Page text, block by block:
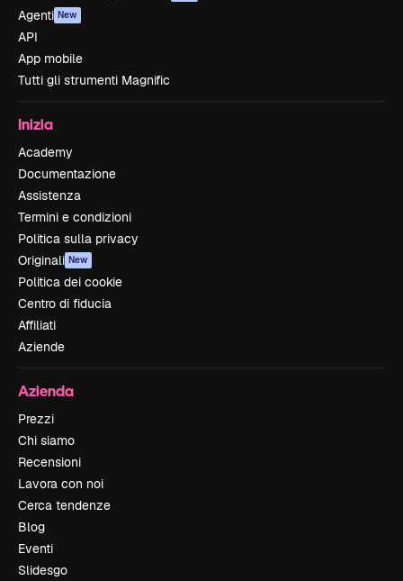
Agenti New
API
App mobile
Tutti gli strumenti Magnific
Inizia
Academy
Documentazione
Assistenza
Termini e condizioni
Politica sulla privacy
Originali New
Politica dei cookie
Centro di fiducia
Affiliati
Aziende
Azienda
Prezzi
Chi siamo
Recensioni
Lavora con noi
Cerca tendenze
Blog
Eventi
Slidesgo